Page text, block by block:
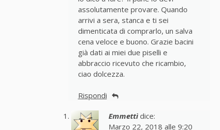
assolutamente provare. Quando
arrivi a sera, stanca e ti sei
dimenticata di comprarlo, un salva
cena veloce e buono. Grazie bacini
già dati ai miei due piselli e
abbraccio ricevuto che ricambio,
ciao dolcezza.
Rispondi
Emmettì dice:
Marzo 22, 2018 alle 9:20